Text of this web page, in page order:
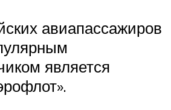
авиапассажиров
является